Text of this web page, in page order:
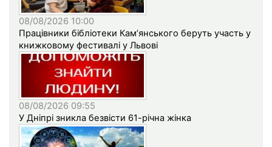
08/08/2026 10:00
Працівники бібліотеки Кам’янського беруть участь у
книжковому фестивалі у Львові
08/08/2026 09:55
У Дніпрі зникла безвісти 61-річна жінка